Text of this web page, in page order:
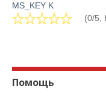
MS_KEY K
(0/5,
Помощь